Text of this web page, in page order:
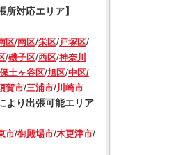
所対応エリア】
区/南区/栄区/戸塚区/
/磯子区/西区/神奈川
保土ヶ谷区/旭区/中区/
賀市/三浦市/川崎市
より出張可能エリア
市/御殿場市/木更津市/